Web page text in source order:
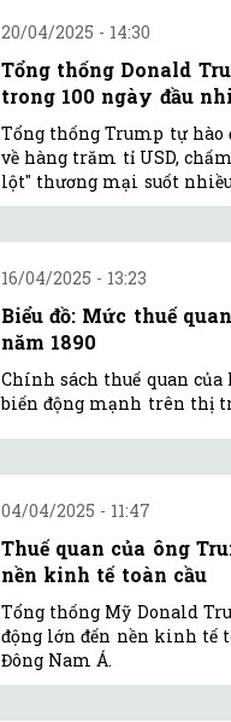
20/04/2025 - 14:30
Tổng thống Donald
trong 100 ngày đầu
Tổng thống Trump tự hào
về hàng trăm tỉ USD,
lột" thương mại suốt
16/04/2025 - 13:23
Biểu đồ: Mức thuế
năm 1890
Chính sách thuế quan
biến động mạnh trên thị
04/04/2025 - 11:47
Thuế quan của ông
nền kinh tế toàn cầu
Tổng thống Mỹ Donald
động lớn đến nền kinh tế
Đông Nam Á.